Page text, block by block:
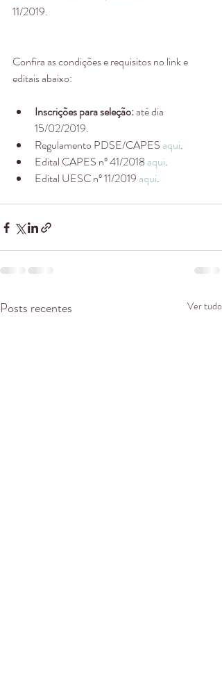
11/2019.
Confira as condições e requisitos no link e
editais abaixo:
Inscrições para seleção: até dia
15/02/2019.
Regulamento PDSE/CAPES aqui.
Edital CAPES nº 41/2018 aqui.
Edital UESC nº 11/2019 aqui.
Posts recentes Ver tudo